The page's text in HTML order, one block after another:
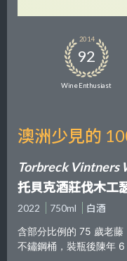
2014
92
Wine Enthusiast
澳洲少見的
Torbreck Vintners
托貝克酒莊伐木工
2022 750ml
白酒
含部分比例的 75 歲老
不鏽鋼桶，裝瓶後陳年 6